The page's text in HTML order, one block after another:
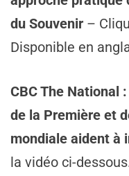
du Souvenir –
Disponible en
CBC The National
de la Première et
mondiale aident à
la vidéo ci-